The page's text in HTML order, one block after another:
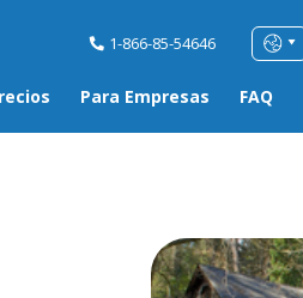
1-866-85-54646
Para Empresas FAQ